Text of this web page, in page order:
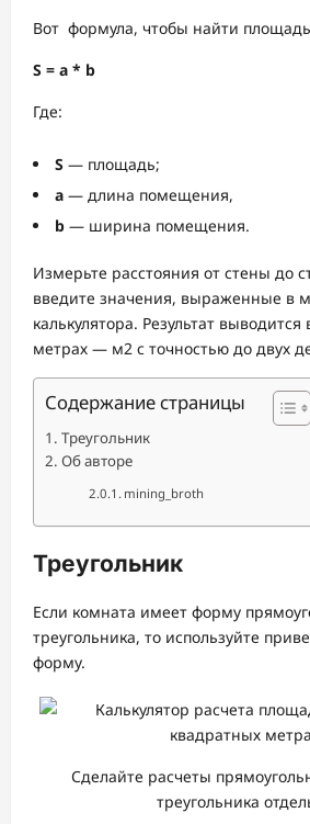
Вот формула, чтобы найти
S = a * b
Где:
S — площадь;
a — длина помещения,
b — ширина помещения.
Измерьте расстояния от стены до
введите значения, выраженные в
калькулятора. Результат
метрах — м2 с точностью до двух
Содержание страницы
Треугольник
Об авторе
mining_broth
Треугольник
Если комната имеет форму
треугольника, то используйте
форму.
Сделайте расчеты
треугольника